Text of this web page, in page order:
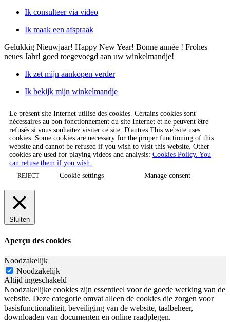
Ik consulteer via video
Ik maak een afspraak
Gelukkig Nieuwjaar! Happy New Year! Bonne année ! Frohes
neues Jahr! goed toegevoegd aan uw winkelmandje!
Ik zet mijn aankopen verder
Ik bekijk mijn winkelmandje
Le présent site Internet utilise des cookies. Certains cookies sont
nécessaires au bon fonctionnement du site Internet et ne peuvent être
refusés si vous souhaitez visiter ce site. D'autres This website uses
cookies. Some cookies are necessary for the proper functioning of this
website and cannot be refused if you wish to visit this website. Other
cookies are used for playing videos and analysis: Cookies Policy. You
can refuse them if you wish.
REJECT Cookie settings Manage consent
Sluiten
Aperçu des cookies
Noodzakelijk
Noodzakelijk
Altijd ingeschakeld
Noodzakelijke cookies zijn essentieel voor de goede werking van de
website. Deze categorie omvat alleen de cookies die zorgen voor
basisfunctionaliteit, beveiliging van de website, taalbeheer,
downloaden van documenten en online raadplegen.